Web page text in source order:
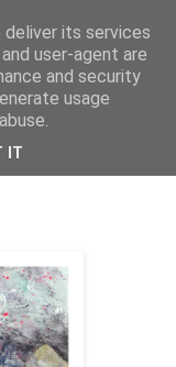
its services
user-agent are
and security
usage
IT